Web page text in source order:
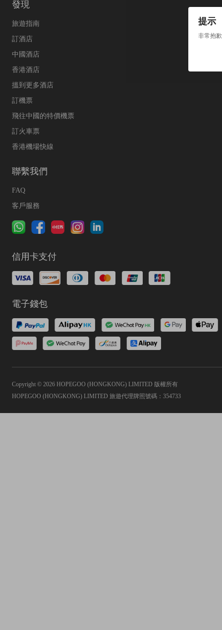
提示
非常抱
發現
旅遊指南
訂酒店
中國酒店
香港酒店
搵到更多酒店
訂機票
飛往中國的特價機票
訂火車票
香港機場快線
聯繫我們
FAQ
客戶服務
信用卡支付
電子錢包
Copyright © 2026 HOPEGOO (HONGKONG) LIMITED 版權所有
HOPEGOO (HONGKONG) LIMITED 旅遊代理牌照號碼：354733